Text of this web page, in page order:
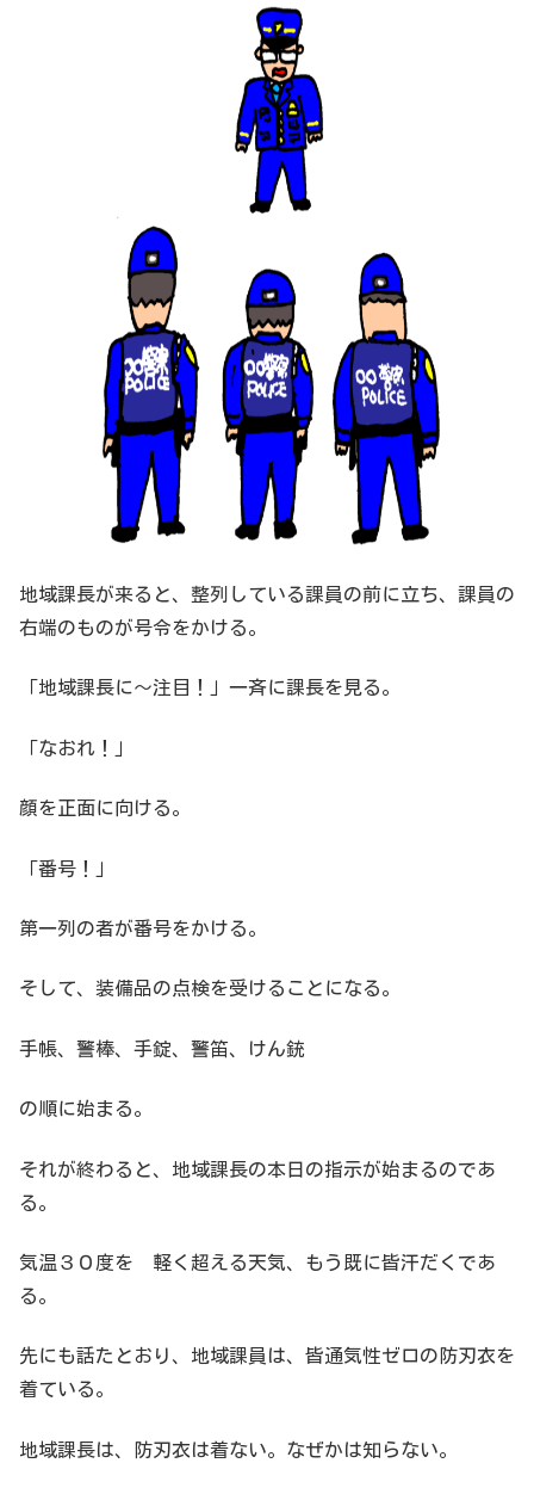
地域課長が来ると、整列している課員の前に立ち、課員の
右端のものが号令をかける。
「地域課長に～注目！」一斉に課長を見る。
「なおれ！」
顔を正面に向ける。
「番号！」
第一列の者が番号をかける。
そして、装備品の点検を受けることになる。
手帳、警棒、手錠、警笛、けん銃
の順に始まる。
それが終わると、地域課長の本日の指示が始まるのであ
る。
気温３０度を 軽く超える天気、もう既に皆汗だくであ
る。
先にも話たとおり、地域課員は、皆通気性ゼロの防刃衣を
着ている。
地域課長は、防刃衣は着ない。なぜかは知らない。